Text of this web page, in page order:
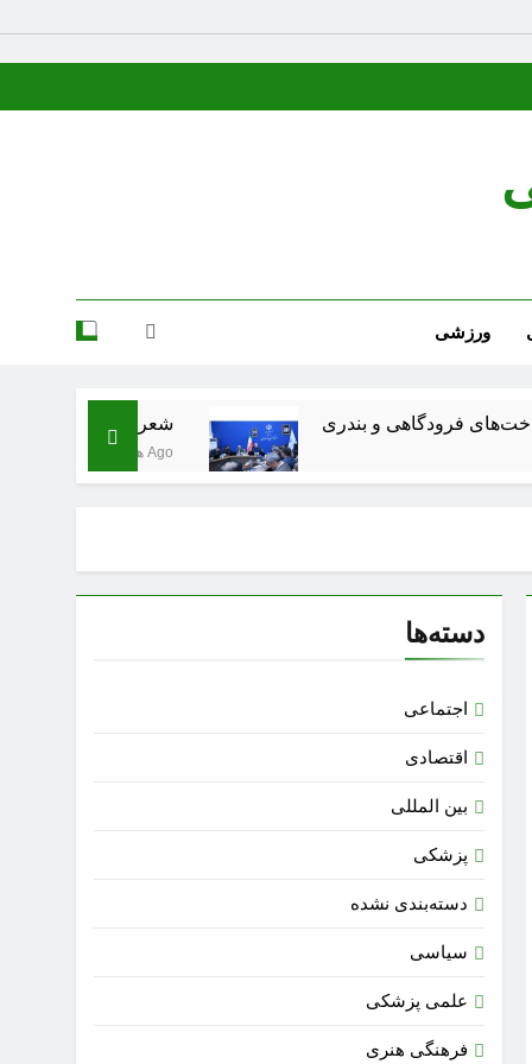
ورزشی
و بندری شعر عقاب از پرویز ناتل خانلری
3 هفته Ago
دسته‌ها
اجتماعی
اقتصادی
بین المللی
پزشکی
دسته‌بندی نشده
سیاسی
علمی پزشکی
فرهنگی هنری